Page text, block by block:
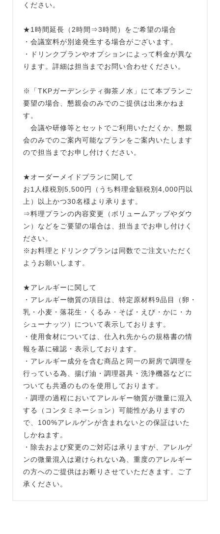
ください。
★1時間延長（2時間⇒3時間）をご希望の場合
・会議室料が別途発生する場合がございます。
・ドリンクプランやオプションによって料金が異な
ります。詳細は担当までお問い合わせください。
※「TKPガーデンシティ御茶ノ水」にて本プランご
要望の場合、懇親会のみでのご提供は出来かねま
す。
会議や研修等とセットでご利用いただくか、懇親
会のみでのご案内可能なプランをご案内いたします
ので担当までお申し付けください。
★オーダーメイドプランに関して
お1人様税別5,500円（うち料理金額税別4,000円以
上）以上かつ30名様より承ります。
⇒料理プランの内容変更（ボリュームアップやダウ
ン）などをご要望の場合は、担当までお申し付けく
ださい。
※お料理とドリンクプランは同数でご注文いただく
ようお願いします。
★アレルギーに関して
・アレルギー物質の項⽬は、特定原材料9品⽬（卵・
乳・⼩⻨・落花⽣・くるみ・そば・えび・かに・カ
シューナッツ）について表⽰しております。
・使用食材については、仕入れ先からの規格書の情
報を基に確認・表示しております。
・アレルギー成分を含む商品と同一の厨房で調理を
行っている為、揚げ油・調理器具・洗浄機器などに
ついても共通のものを使用しております。
・調理の過程においてアレルギー物質が微量に混入
する（コンタミネーション）可能性がありますの
で、100%アレルゲンが含まれないとの保証はいた
しかねます。
・除去および変更のご対応は承りますが、アレルゲ
ンの微量混入は避けられない為、重度のアレルギー
の方へのご提供はお断りさせていただきます。ご了
承ください。